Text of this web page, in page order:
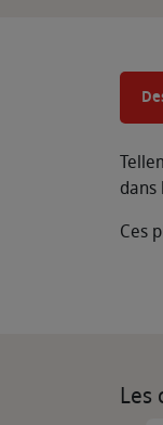
dans
Ces